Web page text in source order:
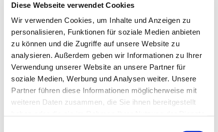
Diese Webseite verwendet Cookies
Wir verwenden Cookies, um Inhalte und Anzeigen zu
personalisieren, Funktionen für soziale Medien anbieten
zu können und die Zugriffe auf unsere Website zu
analysieren. Außerdem geben wir Informationen zu Ihrer
Verwendung unserer Website an unsere Partner für
soziale Medien, Werbung und Analysen weiter. Unsere
Partner führen diese Informationen möglicherweise mit
weiteren Daten zusammen, die Sie ihnen bereitgestellt
Dies könnte Sie auch
interessieren